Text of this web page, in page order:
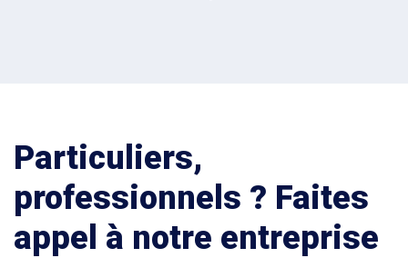
Particuliers,
professionnels ? Faites
appel à notre entreprise